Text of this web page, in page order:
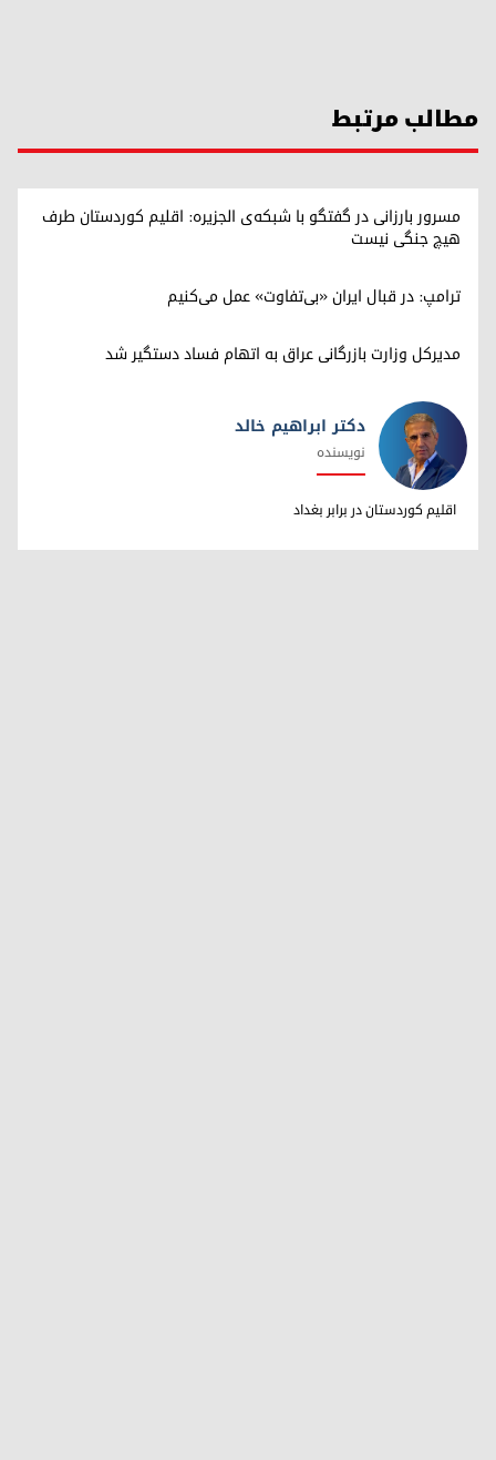
مطالب مرتبط
مسرور بارزانی در گفتگو با شبکه‌ی الجزیره: اقلیم کوردستان طرف
هیچ جنگی نیست
ترامپ: در قبال ایران «بی‌تفاوت» عمل می‌کنیم
مدیرکل وزارت بازرگانی عراق به اتهام فساد دستگیر شد
دکتر ابراهیم خالد
دکتر ابراهیم خالد
نویسنده
اقلیم کوردستان در برابر بغداد